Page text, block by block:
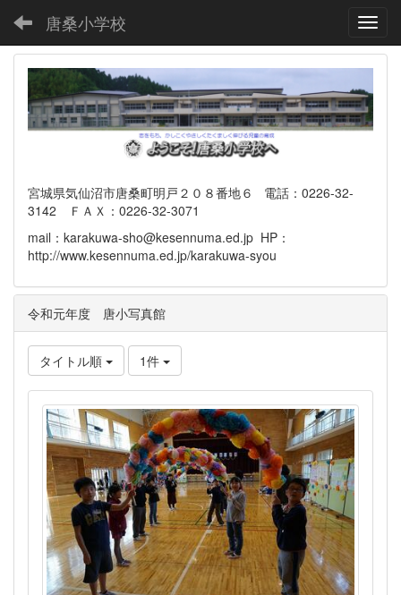
唐桑小学校
宮城県気仙沼市唐桑町明戸２０８番地６ 電話：0226-32-
3142 ＦＡＸ：0226-32-3071
mail：karakuwa-sho@kesennuma.ed.jp HP：
http://www.kesennuma.ed.jp/karakuwa-syou
令和元年度 唐小写真館
タイトル順 1件